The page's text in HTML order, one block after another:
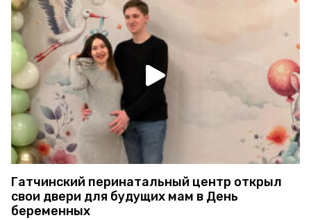
Гатчинский перинатальный центр открыл
свои двери для будущих мам в День
беременных